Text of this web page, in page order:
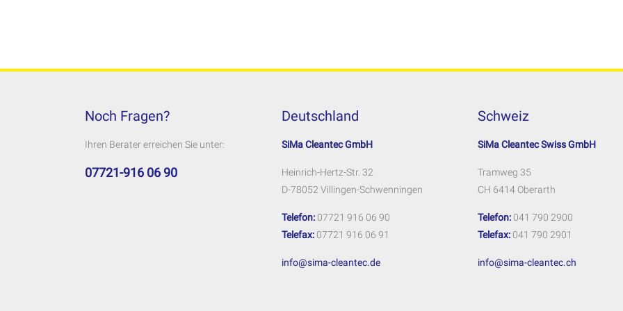
Noch Fragen?
Ihren Berater erreichen Sie unter:
07721-916 06 90
Deutschland
SiMa Cleantec GmbH
Heinrich-Hertz-Str. 32
D-78052 Villingen-Schwenningen
Telefon:07721 916 06 90
Telefax:07721 916 06 91
info@sima-cleantec.de
Schweiz
SiMa Cleantec Swiss GmbH
Tramweg 35
CH 6414 Oberarth
Telefon: 041 790 2900
Telefax: 041 790 2901
info@sima-cleantec.ch